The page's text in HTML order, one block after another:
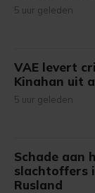
5 uur geleden
VAE levert
Kinahan uit
5 uur geleden
Schade aan
slachtoffers
Rusland